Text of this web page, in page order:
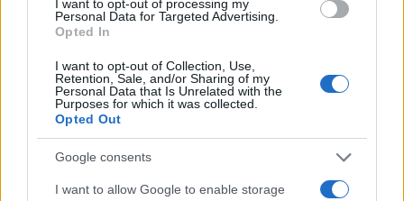
I want to opt-out of processing my
Personal Data for Targeted Advertising.
Opted In
I want to opt-out of Collection, Use,
Retention, Sale, and/or Sharing of my
Personal Data that Is Unrelated with the
Purposes for which it was collected.
Opted Out
Google consents
I want to allow Google to enable storage